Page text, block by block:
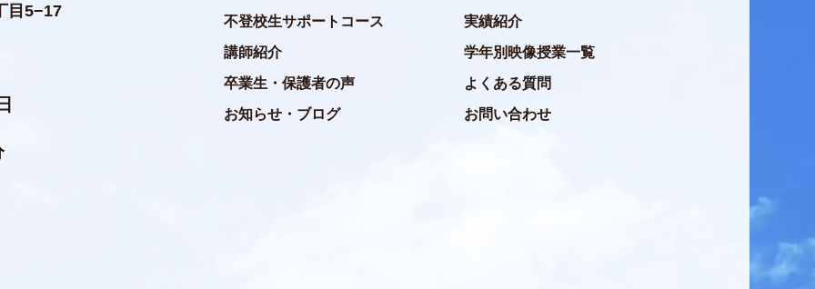
目5−17
不登校生サポートコース
実績紹介
講師紹介
学年別映像授業一覧
卒業生・保護者の声
よくある質問
お知らせ・ブログ
お問い合わせ